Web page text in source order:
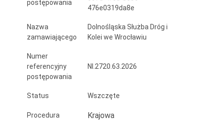
455
od
Bolesława
Krzywoustego
we
Wrocławiu
postępowania
476e0319da8e
Nazwa
zamawiającego
Dolnośląska Służba Dróg i
Kolei we Wrocławiu
Numer
referencyjny
postępowania
NI.2720.63.2026
Status Wszczęte
Procedura Krajowa